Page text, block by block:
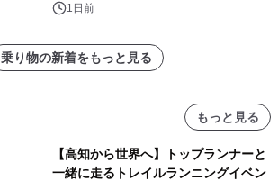
1日前
乗り物の新着をもっと見る
もっと見る
【高知から世界へ】トップランナーと
一緒に走るトレイルランニングイベン